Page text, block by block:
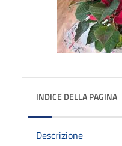
INDICE DELLA PAGINA
Descrizione